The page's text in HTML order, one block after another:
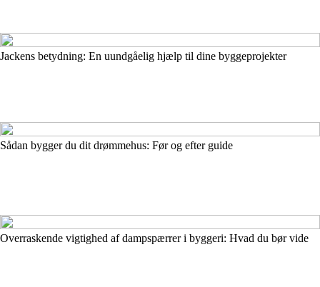
Jackens betydning: En uundgåelig hjælp til dine byggeprojekter
Sådan bygger du dit drømmehus: Før og efter guide
Overraskende vigtighed af dampspærrer i byggeri: Hvad du bør vide